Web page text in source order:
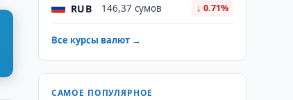
RUB 146,37 сумов ↓ 0.71%
Все курсы валют →
САМОЕ ПОПУЛЯРНОЕ